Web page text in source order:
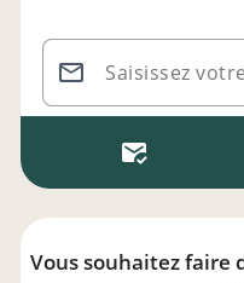
Saisissez
Vous souhaitez faire